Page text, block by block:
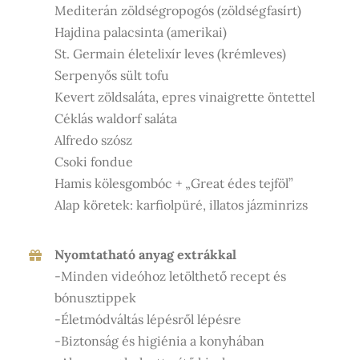
Mediterán zöldségropogós (zöldségfasírt)
Hajdina palacsinta (amerikai)
St. Germain életelixír leves (krémleves)
Serpenyős sült tofu
Kevert zöldsaláta, epres vinaigrette öntettel
Céklás waldorf saláta
Alfredo szósz
Csoki fondue
Hamis kölesgombóc + „Great édes tejföl”
Alap köretek: karfiolpüré, illatos jázminrizs
Nyomtatható anyag extrákkal
-Minden videóhoz letölthető recept és
bónusztippek
-Életmódváltás lépésről lépésre
-Biztonság és higiénia a konyhában